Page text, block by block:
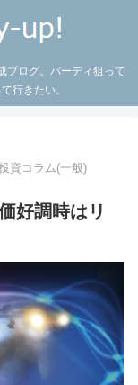
ブログ。バーディ狙って
行きたい。
資コラム(一般)
好調時はリ